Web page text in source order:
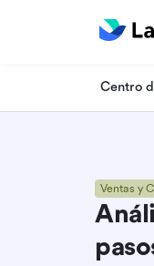
Centro
Ventas y